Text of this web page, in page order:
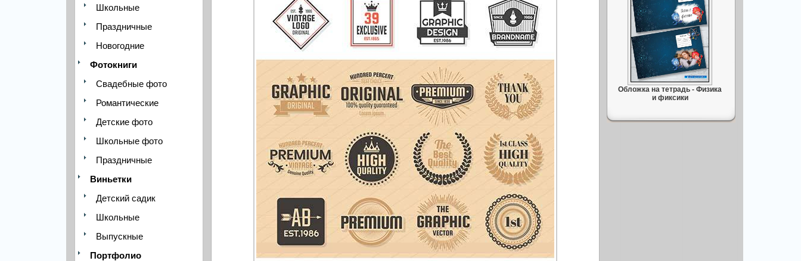
Школьные
Праздничные
Новогодние
Фотокниги
Свадебные фото
Романтические
Детские фото
Школьные фото
Праздничные
Виньетки
Детский садик
Школьные
Выпускные
Портфолио
Обложка на тетрадь - Физика
и фиксики